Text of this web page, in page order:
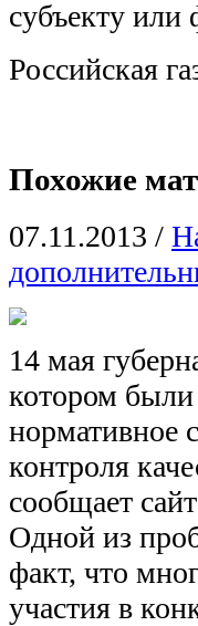
субъекту или
Российская
Похожие
07.11.2013 /
14 мая
котором были
нормативное
контроля
сообщает
Одной из
факт, что
участия в